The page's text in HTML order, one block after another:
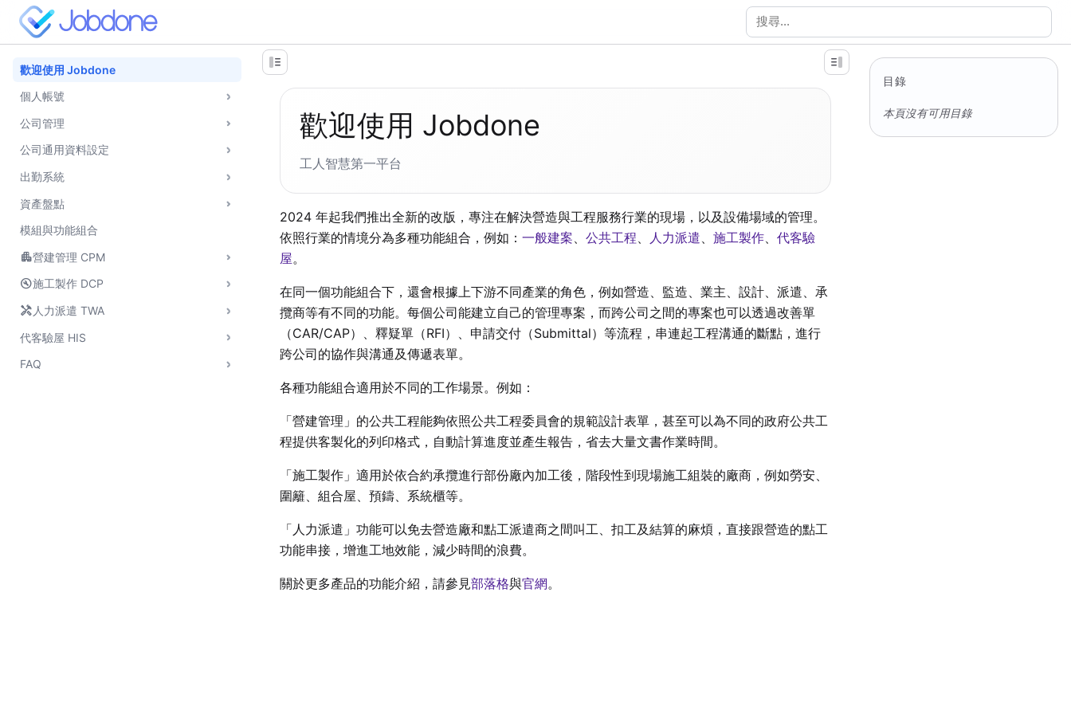
搜尋文件
歡迎使用 Jobdone
個人帳號
公司管理
公司通用資料設定
出勤系統
資產盤點
模組與功能組合
apartment營建管理 CPM
build_circle施工製作 DCP
handyman 人力派遣 TWA
代客驗屋 HIS
FAQ
歡迎使用 Jobdone
工人智慧第一平台
2024 年起我們推出全新的改版，專注在解決營造與工程服務行業的現場，以及設備場域的管理。
依照行業的情境分為多種功能組合，例如：一般建案 、公共工程 人力派遣 、施工製作 、代客驗
屋。
在同一個功能組合下，還會根據上下游不同產業的角色，例如營造、監造、業主、設計、派遣、承
攬商等有不同的功能。每個公司能建立自己的管理專案，而跨公司之間的專案也可以透過改善單
（CAR/CAP）、釋疑單（RFI）、申請交付（Submittal）等流程，串連起工程溝通的斷點，進行
跨公司的協作與溝通及傳遞表單。
各種功能組合適用於不同的工作場景。例如：
「營建管理」的公共工程能夠依照公共工程委員會的規範設計表單，甚至可以為不同的政府公共工
程提供客製化的列印格式，自動計算進度並產生報告，省去大量文書作業時間。
「施工製作」適用於依合約承攬進行部份廠內加工後，階段性到現場施工組裝的廠商，例如勞安、
圍籬、組合屋、預鑄、系統櫃等。
「人力派遣」功能可以免去營造廠和點工派遣商之間叫工、扣工及結算的麻煩，直接跟營造的點工
功能串接，增進工地效能，減少時間的浪費。
關於更多產品的功能介紹，請參見部落格與官網。
目錄
本頁沒有可用目錄